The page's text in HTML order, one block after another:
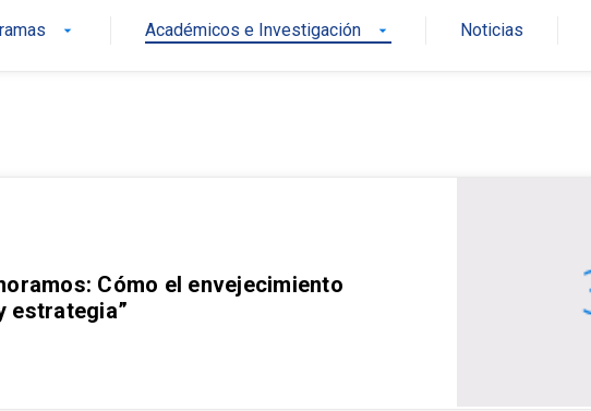
arrow_drop_down Académicos e Investigación arrow_drop_down Noticias
Cómo el envejecimiento
estrategia”